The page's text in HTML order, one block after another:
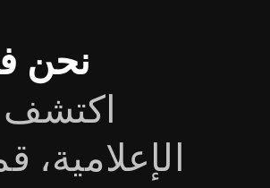
نحن
اكتشف
الإعلامية،